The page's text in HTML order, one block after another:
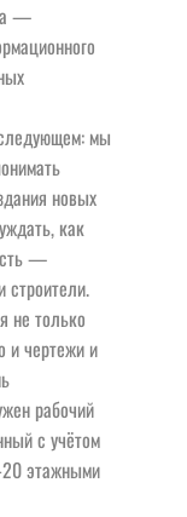
—
мы
новых
как
—
строители.
не только
и чертежи и
рабочий
с учётом
20 этажными